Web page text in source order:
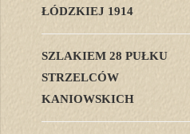
ŁÓDZKIEJ 1914
SZLAKIEM 28 PUŁKU
STRZELCÓW
KANIOWSKICH